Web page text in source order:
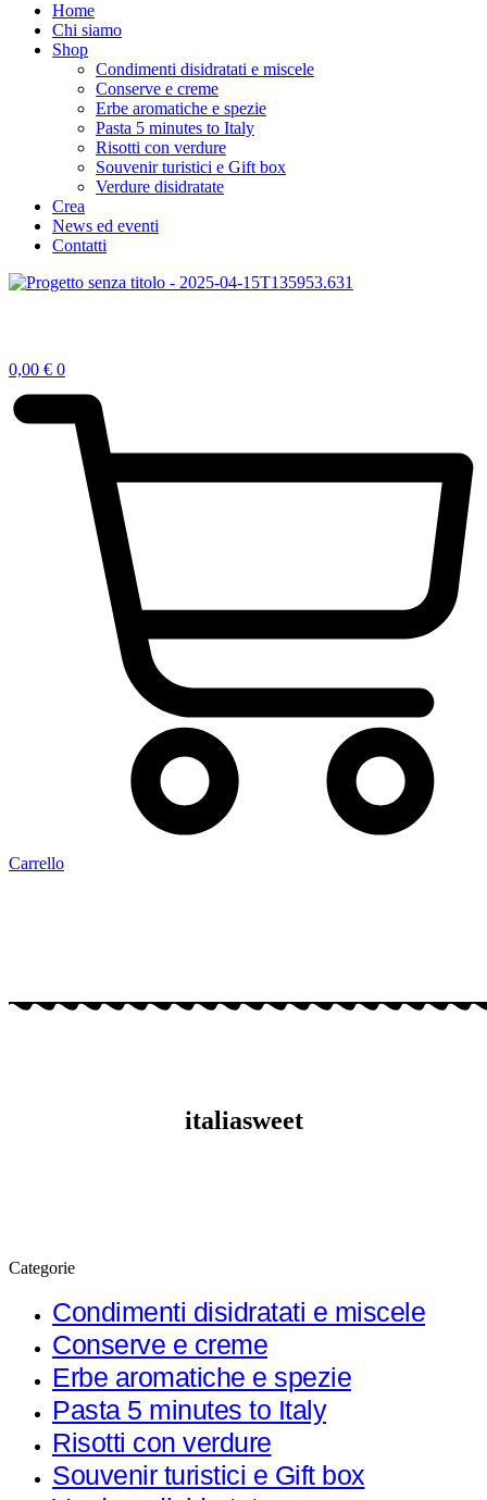
Home
Chi siamo
Shop
Condimenti disidratati e miscele
Conserve e creme
Erbe aromatiche e spezie
Pasta 5 minutes to Italy
Risotti con verdure​
Souvenir turistici e Gift box
Verdure disidratate
Crea
News ed eventi
Contatti
0,00 € 0
Carrello
italiasweet
Categorie
Condimenti disidratati e miscele
Conserve e creme
Erbe aromatiche e spezie
Pasta 5 minutes to Italy
Risotti con verdure​
Souvenir turistici e Gift box